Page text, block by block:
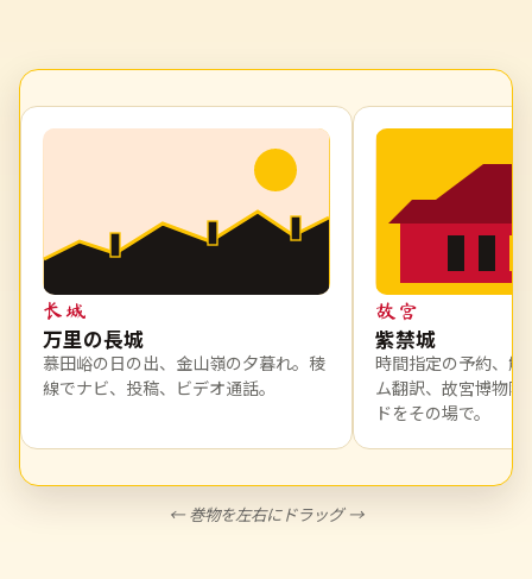
长城
万里の長城
慕田峪の日の出、金山嶺の夕暮れ。稜
線でナビ、投稿、ビデオ通話。
故宫
紫禁城
時間指定の予約、解
ム翻訳、故宮博物院
ドをその場で。
← 巻物を左右にドラッグ →